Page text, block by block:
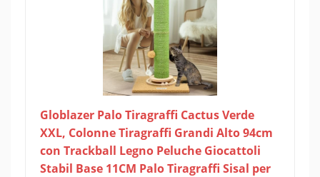
Globlazer Palo Tiragraffi Cactus Verde
XXL, Colonne Tiragraffi Grandi Alto 94cm
con Trackball Legno Peluche Giocattoli
Stabil Base 11CM Palo Tiragraffi Sisal per